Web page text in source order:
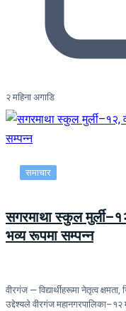
२ महिना अगाडि
समाचार
सगरमाथा स्कुल
भव्य रूपमा सम्पन्न
वीरगंज — विद्यार्थीहरूमा नेतृत्व
उद्देश्यले वीरगंज महानगरपालिका–१२